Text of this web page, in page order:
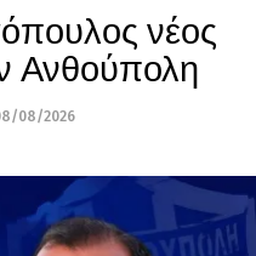
νέος
Ανθούπολη
08/2026